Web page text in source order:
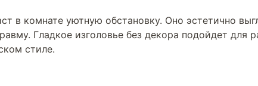
в комнате уютную обстановку. Оно эстетично
Гладкое изголовье без декора подойдет для
стиле.